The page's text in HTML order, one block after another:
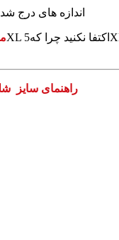
√ اندازه های
راهنمای سایز